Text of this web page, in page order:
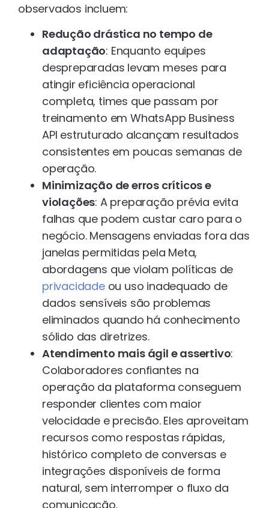
observados incluem:
Redução drástica no tempo de
adaptação: Enquanto equipes
despreparadas levam meses para
atingir eficiência operacional
completa, times que passam por
treinamento em WhatsApp Business
API estruturado alcançam resultados
consistentes em poucas semanas de
operação.
Minimização de erros críticos e
violações: A preparação prévia evita
falhas que podem custar caro para o
negócio. Mensagens enviadas fora das
janelas permitidas pela Meta,
abordagens que violam políticas de
privacidadeou uso inadequado de
dados sensíveis são problemas
eliminados quando há conhecimento
sólido das diretrizes.
Atendimento mais ágil e assertivo:
Colaboradores confiantes na
operação da plataforma conseguem
responder clientes com maior
velocidade e precisão. Eles aproveitam
recursos como respostas rápidas,
histórico completo de conversas e
integrações disponíveis de forma
natural, sem interromper o fluxo da
comunicação.